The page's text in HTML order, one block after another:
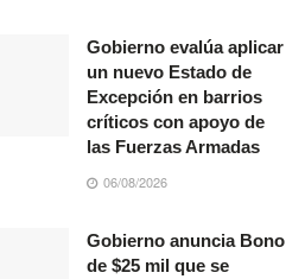
Gobierno evalúa aplicar
un nuevo Estado de
Excepción en barrios
críticos con apoyo de
las Fuerzas Armadas
06/08/2026
Gobierno anuncia Bono
de $25 mil que se